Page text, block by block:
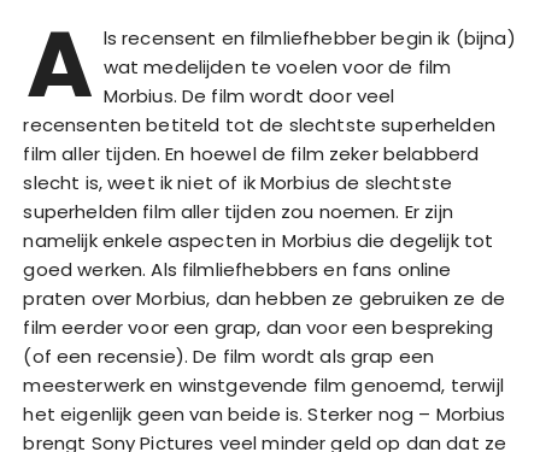
A ls recensent en filmliefhebber begin ik (bijna)
wat medelijden te voelen voor de film
Morbius. De film wordt door veel
recensenten betiteld tot de slechtste superhelden
film aller tijden. En hoewel de film zeker belabberd
slecht is, weet ik niet of ik Morbius de slechtste
superhelden film aller tijden zou noemen. Er zijn
namelijk enkele aspecten in Morbius die degelijk tot
goed werken. Als filmliefhebbers en fans online
praten over Morbius, dan hebben ze gebruiken ze de
film eerder voor een grap, dan voor een bespreking
(of een recensie). De film wordt als grap een
meesterwerk en winstgevende film genoemd, terwijl
het eigenlijk geen van beide is. Sterker nog – Morbius
brengt Sony Pictures veel minder geld op dan dat ze